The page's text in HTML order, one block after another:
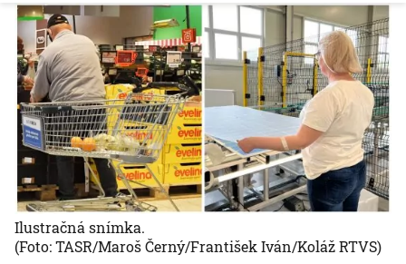
Ilustračná snímka.
(Foto: TASR/Maroš Černý/František Iván/Koláž RTVS)